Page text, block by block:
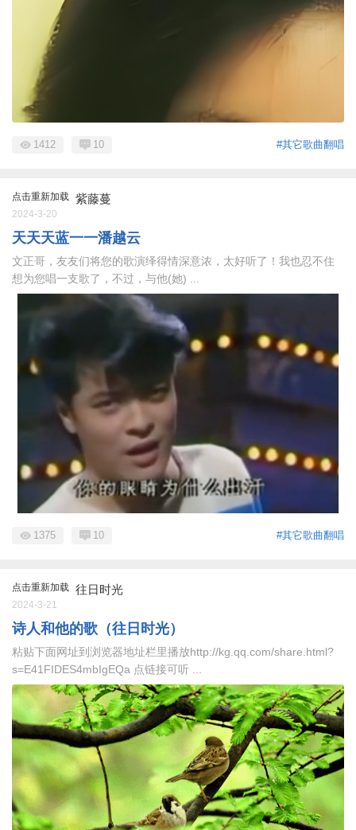
#其它歌曲翻唱
1412 10
点击重新加载 紫藤蔓
2024-3-20
天天天蓝一一潘越云
文正哥，友友们将您的歌演绎得情深意浓，太好听了！我也忍不住
想为您唱一支歌了，不过，与他(她) ...
#其它歌曲翻唱
1375 10
点击重新加载 往日时光
2024-3-21
诗人和他的歌（往日时光）
粘贴下面网址到浏览器地址栏里播放http://kg.qq.com/share.html?
s=E41FIDES4mbIgEQa 点链接可听 ...